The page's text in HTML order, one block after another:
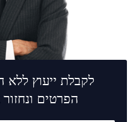
לקבלת ייעוץ ללא
הפרטים